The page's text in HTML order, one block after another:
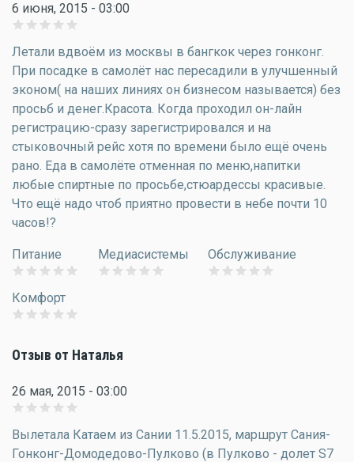
6 июня, 2015 - 03:00
Летали вдвоём из москвы в бангкок через гонконг.
При посадке в самолёт нас пересадили в улучшенный
эконом( на наших линиях он бизнесом называется) без
просьб и денег.Красота. Когда проходил он-лайн
регистрацию-сразу зарегистрировался и на
стыковочный рейс хотя по времени было ещё очень
рано. Еда в самолёте отменная по меню,напитки
любые спиртные по просьбе,стюардессы красивые.
Что ещё надо чтоб приятно провести в небе почти 10
часов!?
Питание Медиасистемы Обслуживание
Комфорт
Отзыв от Наталья
26 мая, 2015 - 03:00
Вылетала Катаем из Сании 11.5.2015, маршрут Сания-
Гонконг-Домодедово-Пулково (в Пулково - долет S7